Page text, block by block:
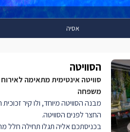
אסיה
הסוויטה
סוויטה אינטימית מתאימה לאירוח
משפחה
מבנה הסוויטה מיוחד, ולו קיר זכוכית
החצר לפנים הסוויטה.
בכניסתכם אליה תגלו תחילה חלל